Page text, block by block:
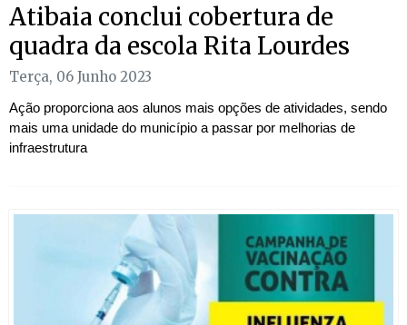
Atibaia conclui cobertura de
quadra da escola Rita Lourdes
Terça, 06 Junho 2023
Ação proporciona aos alunos mais opções de atividades, sendo
mais uma unidade do município a passar por melhorias de
infraestrutura